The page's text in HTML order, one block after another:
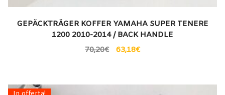
GEPÄCKTRÄGER KOFFER YAMAHA SUPER TENERE
1200 2010-2014 / BACK HANDLE
70,20€ 63,18€